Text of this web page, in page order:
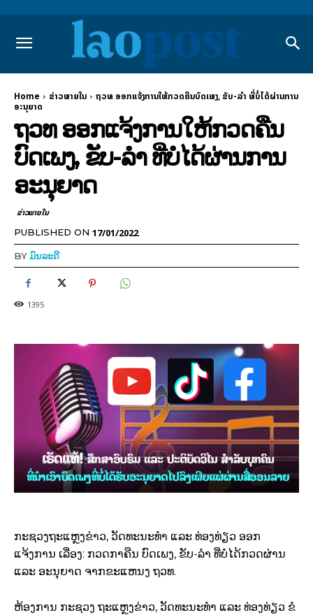
Home ຂ່າວພາຍ​ໃນ
ຖວທ ອອກແຈ້ງການໃຫ້ກວດຄືນບົດເພງ, ຂັບ-ລໍາ ທີ່ບໍ່ໄດ້ຜ່ານການ
ອະນຸຍາດ
ຖວທ ອອກແຈ້ງການໃຫ້ກວດຄືນ
ບົດເພງ, ຂັບ-ລໍາ ທີ່ບໍ່ໄດ້ຜ່ານການ
ອະນຸຍາດ
ຂ່າວພາຍ​ໃນ
PUBLISHED ON 17/01/2022
BYມົນລະດີ
1395
ກະຊວງຖະແຫຼງຂ່າວ, ວັດທະນະທໍາ ແລະ ທ່ອງທ່ຽວ ອອກ
ແຈ້ງການ ເລື່ອງ: ກວດກາຄືນ ບົດເພງ, ຂັບ-ລໍາ ທີ່ບໍ່ໄດ້ກວດຜ່ານ
ແລະ ອະນຸຍາດ ຈາກຂະແຫນງ ຖວທ.
ຫ້ອງການ ກະຊວງ ຖະແຫຼງຂ່າວ, ວັດທະນະທໍາ ແລະ ທ່ອງທ່ຽວ ຂໍ